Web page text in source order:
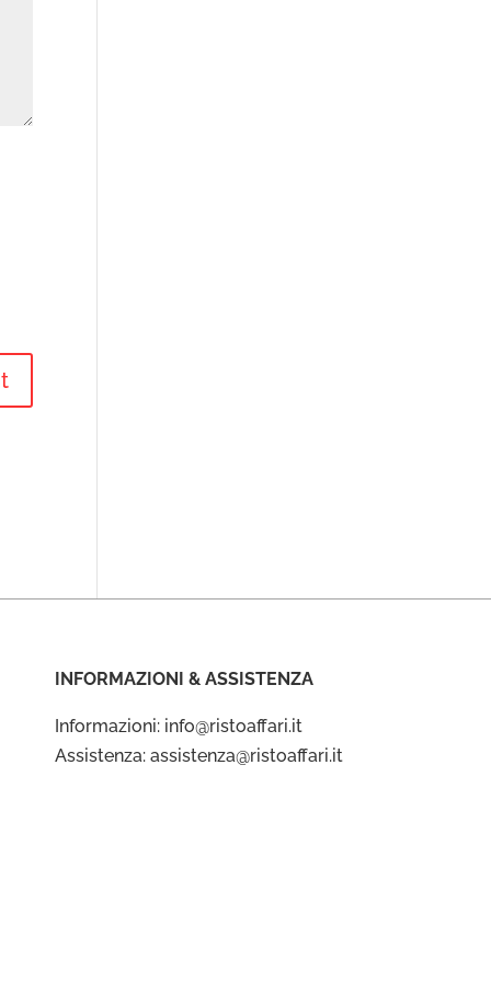
INFORMAZIONI & ASSISTENZA
Informazioni: info@ristoaffari.it
Assistenza: assistenza@ristoaffari.it